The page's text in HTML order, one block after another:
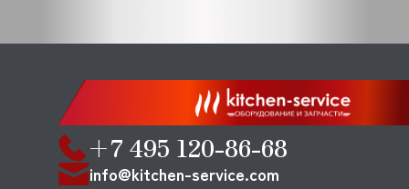
+7 495 120-86-68
info@kitchen-service.com